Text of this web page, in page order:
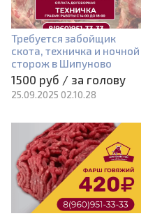
Требуется забойщик
скота, техничка и ночной
сторож в Шипуново
1500 руб / за голову
25.09.2025 02.10.28